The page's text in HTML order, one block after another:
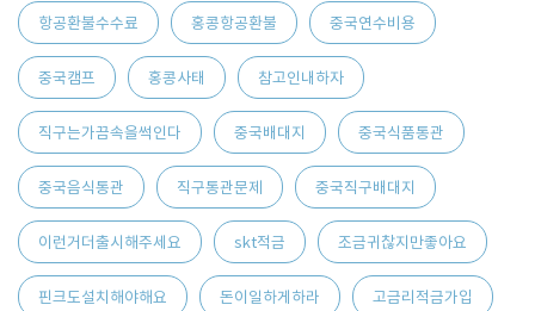
항공환불수수료 홍콩항공환불 중국연수비용
중국캠프 홍콩사태 참고인내하자
직구는가끔속을썩인다 중국배대지 중국식품통관
중국음식통관 직구통관문제 중국직구배대지
이런거더출시해주세요 skt적금 조금귀찮지만좋아요
핀크도설치해야해요 돈이일하게하라 고금리적금가입